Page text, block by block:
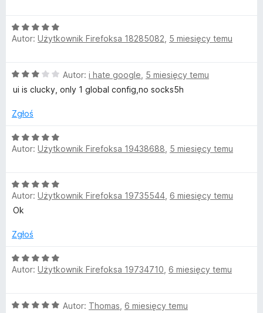
a
:
5
O
c
a
:
/
Autor: Użytkownik Firefoksa 18285082 5 miesięcy temu
O
c
n
:
3
Autor: i hate google 5 miesięcy temu
ui is clucky, only 1 global config,no socks5h
Zgłoś
O
c
a
:
5
5
Autor: Użytkownik Firefoksa 19438688 5 miesięcy temu
O
c
e
a
5
/
Autor: Użytkownik Firefoksa 19735544 6 miesięcy temu
Ok
Zgłoś
O
c
a
Autor: Użytkownik Firefoksa 19734710 6 miesięcy temu
O
Autor: Thomas 6 miesięcy temu